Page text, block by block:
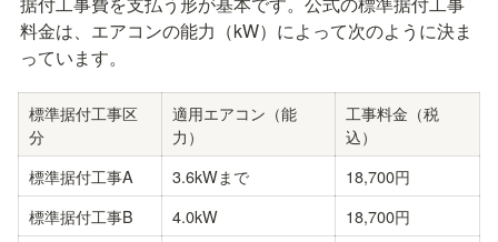
料金は、エアコンの能力（kW）によって次のように決ま
っています。
標準据付工事区
分
適用エアコン（能
力）
工事料金（税
込）
標準据付工事A
3.6kWまで
18,700円
標準据付工事B
4.0kW
18,700円